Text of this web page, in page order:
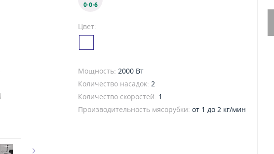
0·0·6
Цвет:
Мощность: 2000 Вт
Количество насадок: 2
Количество скоростей: 1
Производительность мясорубки: от 1 до 2 кг/мин